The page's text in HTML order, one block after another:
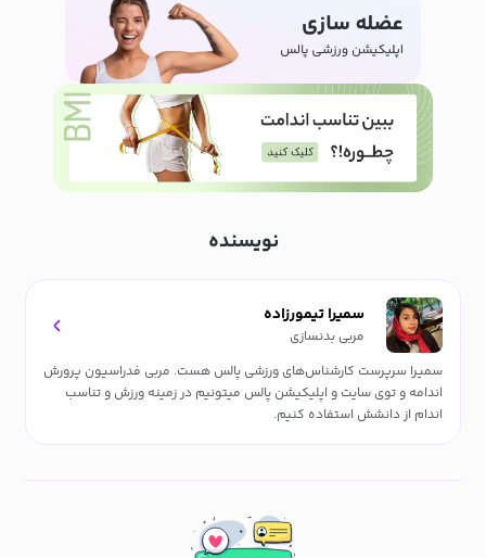
نویسنده
سمیرا تیمورزاده
مربی بدنسازی
سمیرا سرپرست کارشناس‌های ورزشی پالس هست. مربی فدراسیون پرورش
اندامه و توی سایت و اپلیکیشن پالس میتونیم در زمینه ورزش و تناسب
اندام از دانشش استفاده کنیم.